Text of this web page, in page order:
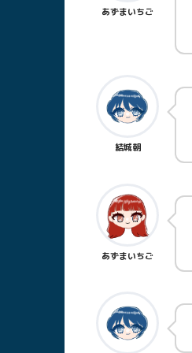
あずまいちご
結城朝
あずまいちご